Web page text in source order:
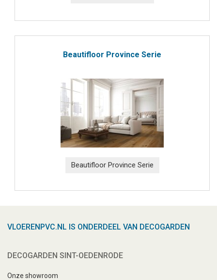
Beautifloor Province Serie
Beautifloor Province Serie
VLOERENPVC.NL IS ONDERDEEL VAN DECOGARDEN
DECOGARDEN SINT-OEDENRODE
Onze showroom